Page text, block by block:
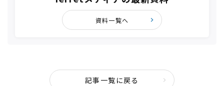
資料一覧へ
記事一覧に戻る